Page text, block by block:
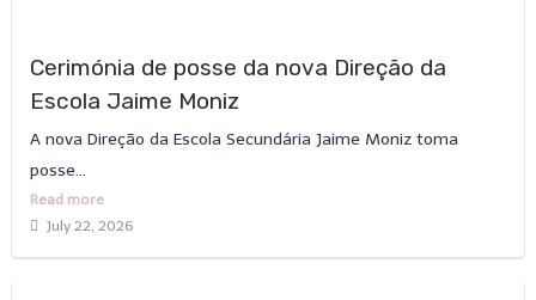
Cerimónia de posse da nova Direção da
Escola Jaime Moniz
A nova Direção da Escola Secundária Jaime Moniz toma
posse...
Read more
July 22, 2026